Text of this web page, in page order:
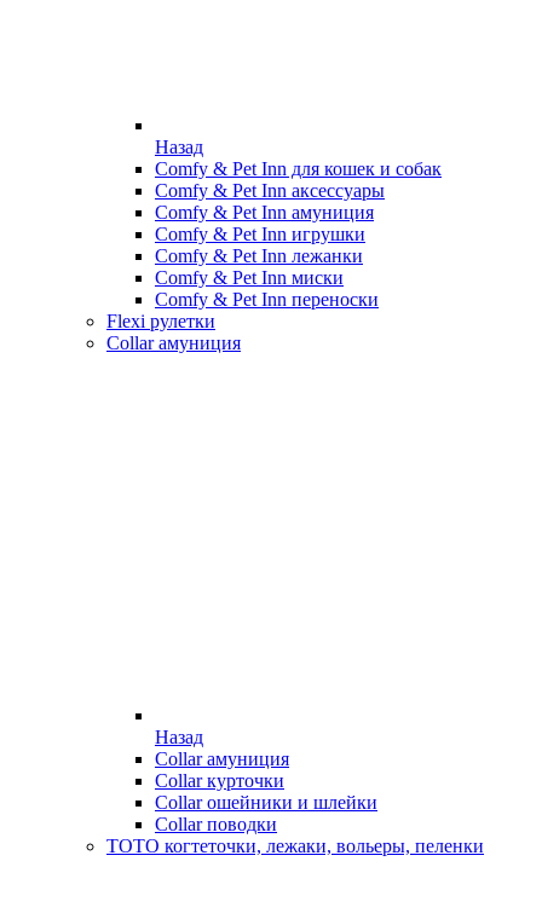
Назад
Comfy & Pet Inn для кошек и собак
Comfy & Pet Inn аксессуары
Comfy & Pet Inn амуниция
Comfy & Pet Inn игрушки
Comfy & Pet Inn лежанки
Comfy & Pet Inn миски
Comfy & Pet Inn переноски
Flexi рулетки
Collar амуниция
Назад
Collar амуниция
Collar курточки
Collar ошейники и шлейки
Collar поводки
ТОТО когтеточки, лежаки, вольеры, пеленки